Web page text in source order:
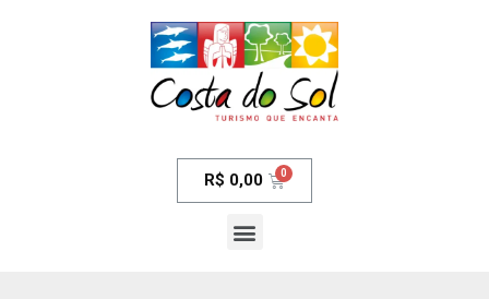
R$ 0,00